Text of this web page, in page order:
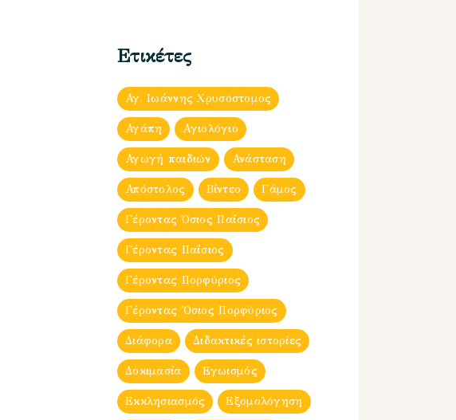
Ετικέτες
Αγ. Ιωάννης Χρυσόστομος
Αγάπη Αγιολόγιο
Αγωγή παιδιών Ανάσταση
Απόστολος Βίντεο Γάμος
Γέροντας Όσιος Παΐσιος
Γέροντας Παΐσιος
Γέροντας Πορφύριος
Γέροντας Ὀσιος Πορφύριος
Διάφορα Διδακτικές ιστορίες
Δοκιμασία Εγωισμός
Εκκλησιασμός Εξομολόγηση